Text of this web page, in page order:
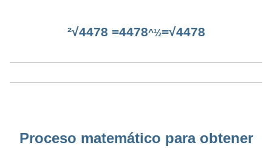
²√4478 =4478^½=√4478
Proceso matemático para obtener